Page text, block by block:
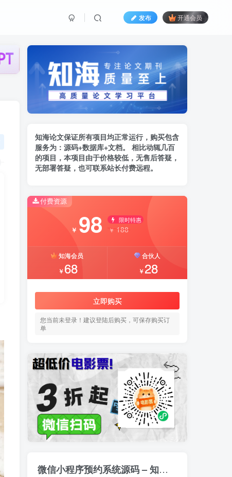
发布 开通会员
知海论文保证所有项目均正常运行，购买包含
服务为： 源码+数据库+文档。 相比动辄几百
的项目，本项目由于价格较低，无售后答疑，
无部署答疑，也可联系站长付费远程。
付费资源
￥ 98 限时特惠
￥ 188
知海会员
￥68
合伙人
￥28
立即购买
您当前未登录！建议登陆后购买，可保存购买订
单
微信小程序预约系统源码 – 知海论文